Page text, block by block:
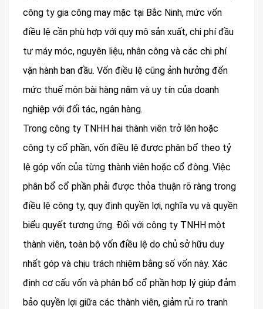
công ty gia công may mặc tại Bắc Ninh, mức vốn
điều lệ cần phù hợp với quy mô sản xuất, chi phí đầu
tư máy móc, nguyên liệu, nhân công và các chi phí
vận hành ban đầu. Vốn điều lệ cũng ảnh hưởng đến
mức thuế môn bài hàng năm và uy tín của doanh
nghiệp với đối tác, ngân hàng.
Trong công ty TNHH hai thành viên trở lên hoặc
công ty cổ phần, vốn điều lệ được phân bổ theo tỷ
lệ góp vốn của từng thành viên hoặc cổ đông. Việc
phân bổ cổ phần phải được thỏa thuận rõ ràng trong
điều lệ công ty, quy định quyền lợi, nghĩa vụ và quyền
biểu quyết tương ứng. Đối với công ty TNHH một
thành viên, toàn bộ vốn điều lệ do chủ sở hữu duy
nhất góp và chịu trách nhiệm bằng số vốn này. Xác
định cơ cấu vốn và phân bổ cổ phần hợp lý giúp đảm
bảo quyền lợi giữa các thành viên, giảm rủi ro tranh